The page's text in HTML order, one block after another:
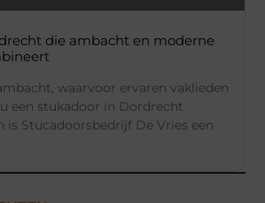
die ambacht en moderne
waarvoor ervaren vaklieden
een stukadoor in Dordrecht
is Stucadoorsbedrijf De Vries een